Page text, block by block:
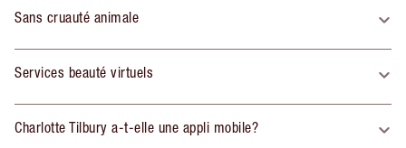
Sans cruauté animale
Services beauté virtuels
Charlotte Tilbury a-t-elle une appli mobile?